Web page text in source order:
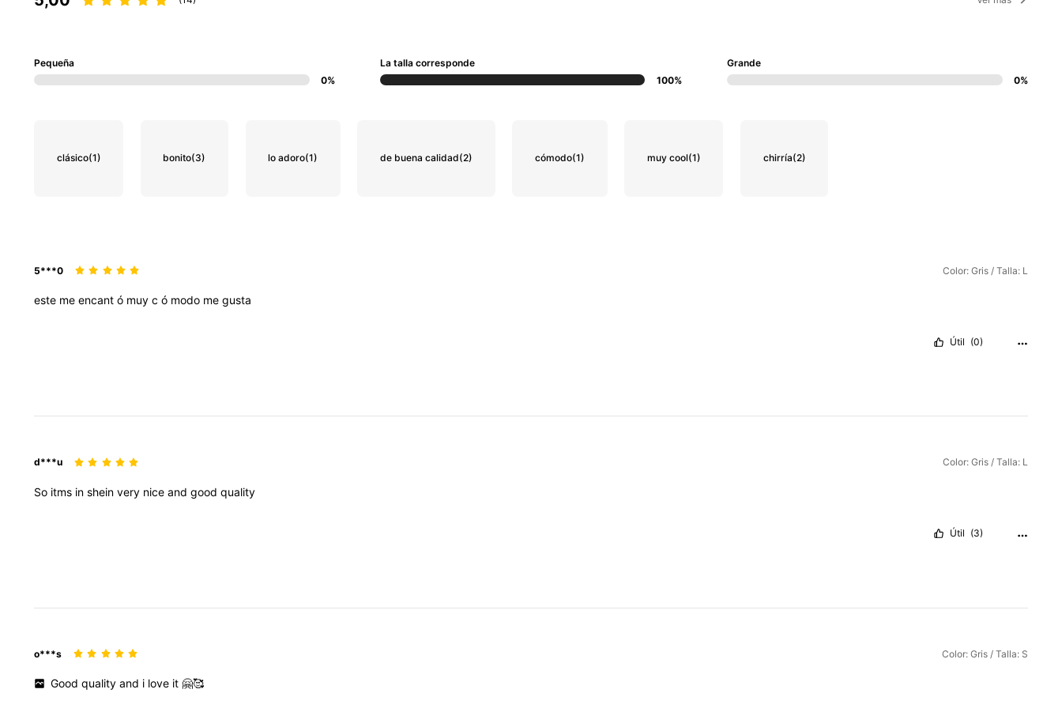
Pequeña
0%
La talla corresponde
100%
Grande
0%
clásico(1) bonito(3) lo adoro(1) de buena calidad(2) cómodo(1) muy cool(1) chirría(2)
5***0 Color: Gris / Talla: L
este me encant ó muy c ó modo me gusta
Útil (0)
d***u Color: Gris / Talla: L
So itms in shein very nice and good quality
Útil (3)
o***s Color: Gris / Talla: S
Goodqualityand i love it🤗🥰